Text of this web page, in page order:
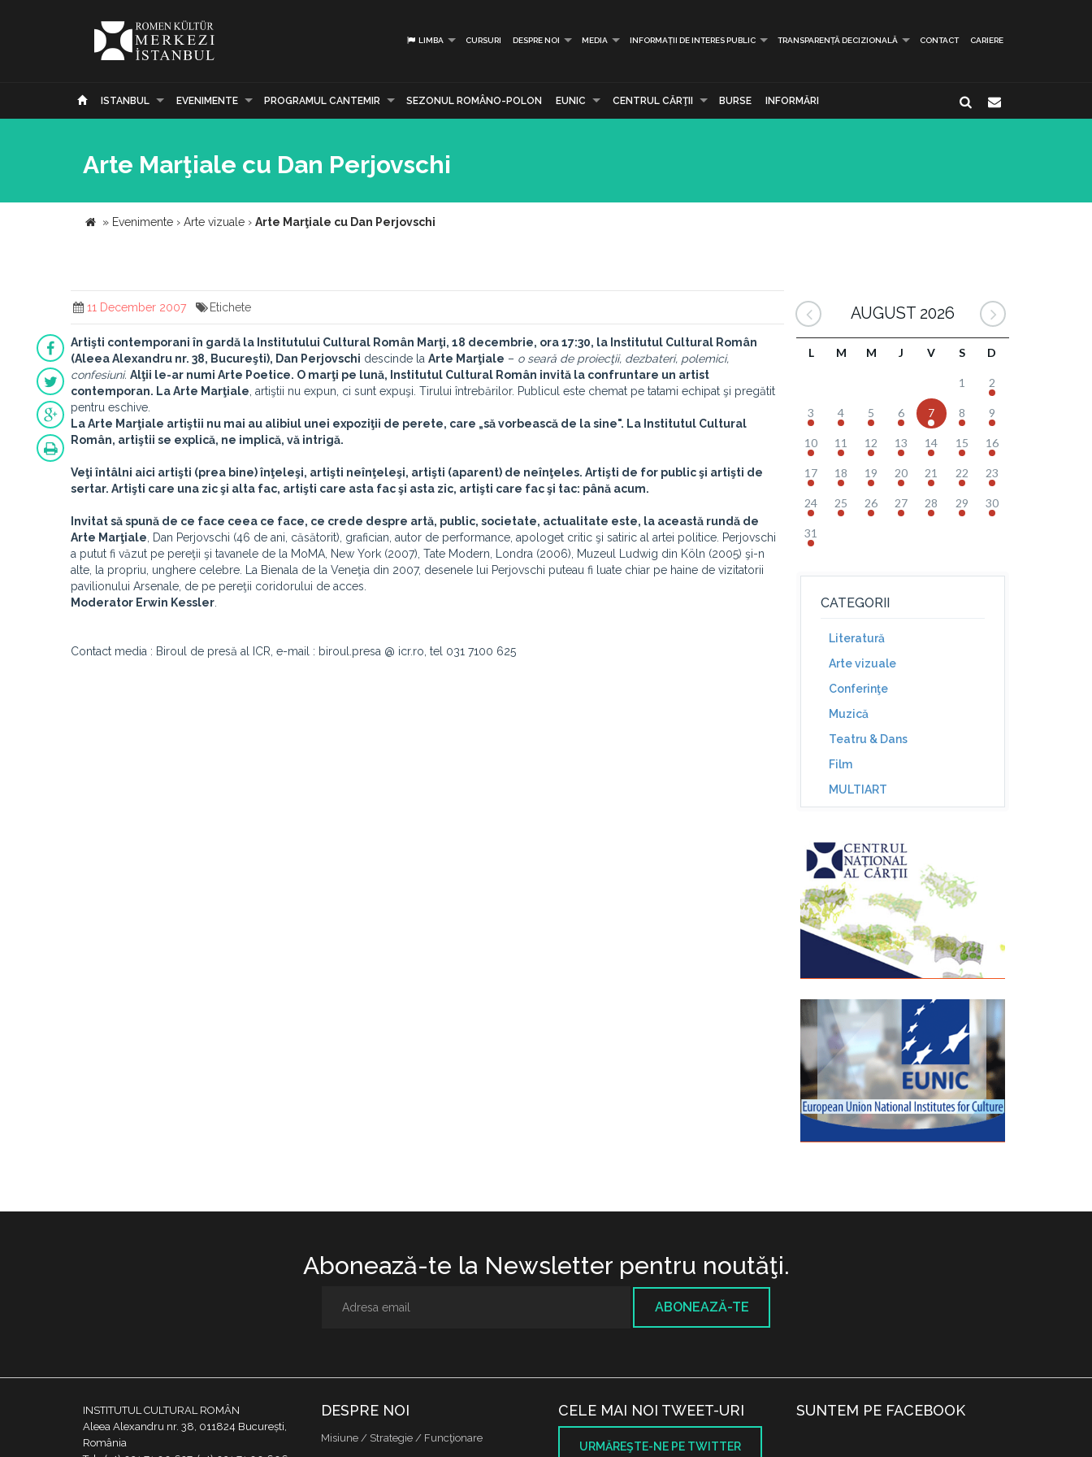
LIMBA CURSURI DESPRE NOI MEDIA INFORMAȚII DE INTERES PUBLIC TRANSPARENȚĂ DECIZIONALĂ CONTACT CARIERE
ISTANBUL EVENIMENTE PROGRAMUL CANTEMIR SEZONUL ROMÂNO-POLON EUNIC CENTRUL CĂRŢII BURSE INFORMĂRI
Arte Marţiale cu Dan Perjovschi
» Evenimente › Arte vizuale › Arte Marţiale cu Dan Perjovschi
11 December 2007 Etichete
Artişti contemporani în gardă la Institutului Cultural Român Marţi, 18 decembrie, ora 17:30, la Institutul Cultural Român
(Aleea Alexandru nr. 38, Bucureşti), Dan Perjovschi descinde la Arte Marţiale – o seară de proiecţii, dezbateri, polemici,
confesiuni. Alţii le-ar numi Arte Poetice. O marţi pe lună, Institutul Cultural Român invită la confruntare un artist
contemporan. LaArte Marţiale , artiştii nu expun, ci sunt expuşi. Tirului întrebărilor. Publicul este chemat pe tatami echipat şi pregătit
pentru eschive.
La Arte Marţiale artiştii nu mai au alibiul unei expoziţii de perete, care „să vorbească de la sine". La Institutul Cultural
Român, artiştii se explică, ne implică, vă intrigă.
Veţi întâlni aici artişti (prea bine) înţeleşi, artişti neînţeleşi, artişti (aparent) de neînţeles. Artişti de for public şi artişti de
sertar. Artişti care una zic şi alta fac, artişti care asta fac şi asta zic, artişti care fac şi tac: până acum.
Invitat să spună de ce face ceea ce face, ce crede despre artă, public, societate, actualitate este, la această rundă de
Arte Marţiale , Dan Perjovschi (46 de ani, căsătorit), grafician, autor de performance, apologet critic şi satiric al artei politice. Perjovschi
a putut fi văzut pe pereţii şi tavanele de la MoMA, New York (2007), Tate Modern, Londra (2006), Muzeul Ludwig din Köln (2005) şi-n
alte, la propriu, unghere celebre. La Bienala de la Veneţia din 2007, desenele lui Perjovschi puteau fi luate chiar pe haine de vizitatorii
pavilionului Arsenale, de pe pereţii coridorului de acces.
Moderator Erwin Kessler
Contact media : Biroul de presă al ICR, e-mail : biroul.presa @ icr.ro, tel 031 7100 625
AUGUST 2026
L M M J V S D
1 2
3 4 5 6 7 8 9
10 11 12 13 14 15 16
17 18 19 20 21 22 23
24 25 26 27 28 29 30
31
CATEGORII
Literatură
Arte vizuale
Conferinţe
Muzică
Teatru & Dans
Film
MULTIART
Abonează-te la Newsletter pentru noutăţi.
ABONEAZĂ-TE
INSTITUTUL CULTURAL ROMÂN
Aleea Alexandru nr. 38, 011824 București,
România
DESPRE NOI
Misiune / Strategie / Funcţionare
CELE MAI NOI TWEET-URI
URMĂREŞTE-NE PE TWITTER
SUNTEM PE FACEBOOK